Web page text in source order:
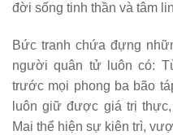
đời sống tinh thần và tâm
Bức tranh chứa đựng
người quân tử luôn có:
trước mọi phong ba bão
luôn giữ được giá trị
Mai thể hiện sự kiên trì,